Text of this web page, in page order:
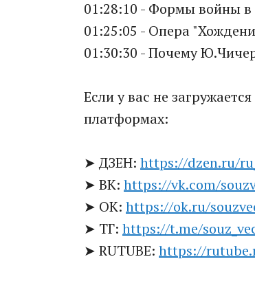
01:28:10 - Формы войны в
01:25:05 - Опера
01:30:30 - Почему
Если у вас не
платформах:
➤ ДЗЕН: https://dzen.ru/
➤ ВК: https://vk.com/
➤ ОК: https://ok.ru/
➤ ТГ: https://t.me/
➤ RUTUBE: https://